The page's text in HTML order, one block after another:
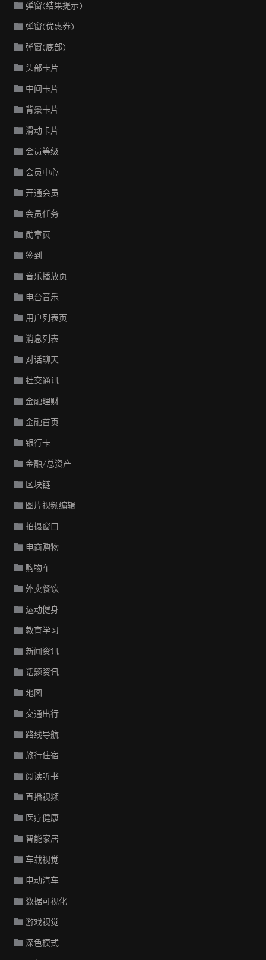
弹窗(结果提示)
弹窗(优惠券)
弹窗(底部)
头部卡片
中间卡片
背景卡片
滑动卡片
会员等级
会员中心
开通会员
会员任务
勋章页
签到
音乐播放页
电台音乐
用户列表页
消息列表
对话聊天
社交通讯
金融理财
金融首页
银行卡
金融/总资产
区块链
图片视频编辑
拍摄窗口
电商购物
购物车
外卖餐饮
运动健身
教育学习
新闻资讯
话题资讯
地图
交通出行
路线导航
旅行住宿
阅读听书
直播视频
医疗健康
智能家居
车载视觉
电动汽车
数据可视化
游戏视觉
深色模式